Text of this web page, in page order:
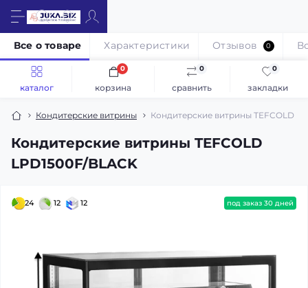
каталог сравнить
0
закладки
0
корзина
0
Кондитерские витрины Кондитерские витрины TEFCOLD
Кондитерские витрины TEFCOLD
LPD1500F/BLACK
Все о товаре Характеристики Отзывов 0
24 12 12 под заказ 30 дней